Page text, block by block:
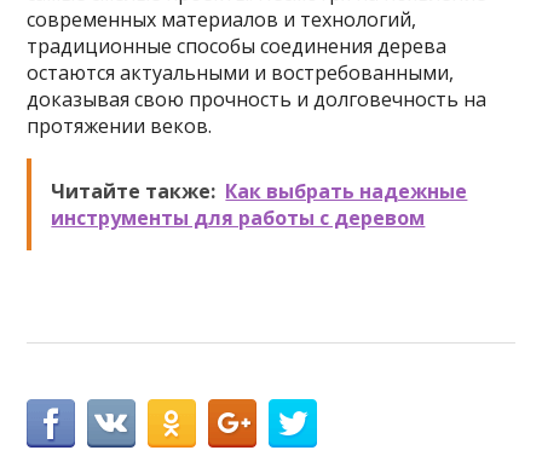
современных материалов и технологий,
традиционные способы соединения деревa
остаются актуальными и востребованными,
доказывая свою прочность и долговечность на
протяжении веков.
Читайте также: Как выбрать надежные
инструменты для работы с деревом